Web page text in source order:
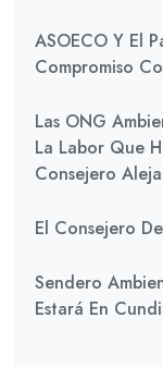
ASOECO Y El
Compromiso
Las ONG
La Labor Que
Consejero
El Consejero
Sendero
Estará En